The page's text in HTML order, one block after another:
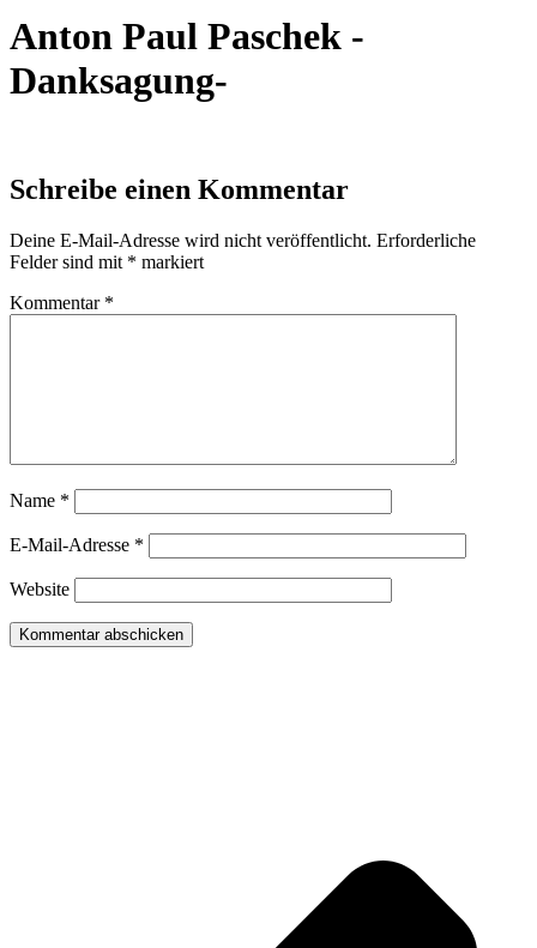
Anton Paul Paschek -
Danksagung-
Schreibe einen Kommentar
Deine E-Mail-Adresse wird nicht veröffentlicht. Erforderliche
Felder sind mit * markiert
Kommentar *
Name *
E-Mail-Adresse *
Website